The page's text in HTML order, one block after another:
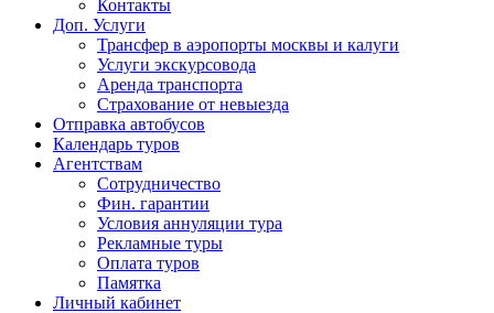
Контакты
Доп. Услуги
Трансфер в аэропорты москвы и калуги
Услуги экскурсовода
Аренда транспорта
Страхование от невыезда
Отправка автобусов
Календарь туров
Агентствам
Сотрудничество
Фин. гарантии
Условия аннуляции тура
Рекламные туры
Оплата туров
Памятка
Личный кабинет